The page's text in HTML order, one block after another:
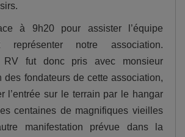
à 9h20 pour assister l’équipe
représenter notre association.
RV fut donc pris avec monsieur
des fondateurs de cette association,
l’entrée sur le terrain par le hangar
centaines de magnifiques vieilles
manifestation prévue dans la